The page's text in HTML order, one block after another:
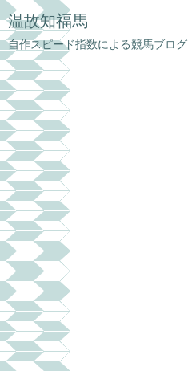
温故知福馬
自作スピード指数による競馬ブログ